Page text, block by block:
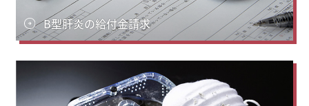
B型肝炎の給付金請求